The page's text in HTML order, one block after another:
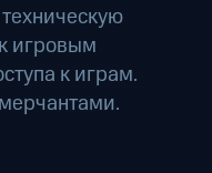
игровым
к играм.